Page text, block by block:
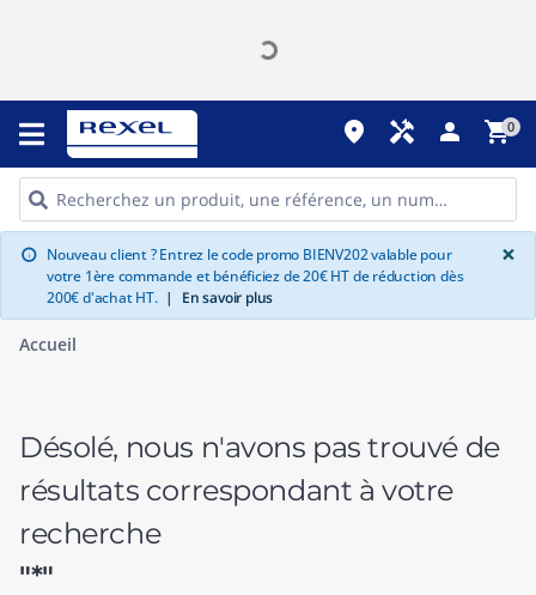
place handyman person shopping_cart0
info Nouveau client ? Entrez le code promo BIENV202 valable pour
votre 1ère commande et bénéficiez de 20€ HT de réduction dès
200€ d'achat HT. | En savoir plus
×
Accueil
Désolé, nous n'avons pas trouvé de
résultats correspondant à votre
recherche
"*"